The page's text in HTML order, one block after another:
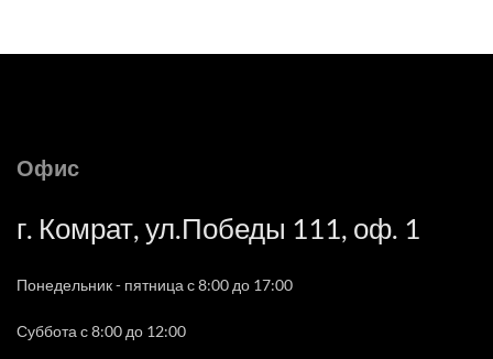
Офис
г. Комрат, ул.Победы 111, оф. 1
Понедельник - пятница с 8:00 до 17:00
Суббота с 8:00 до 12:00